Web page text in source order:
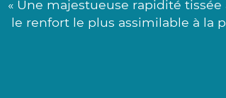
« Une majestueuse rapidité
le renfort le plus assimilable à la